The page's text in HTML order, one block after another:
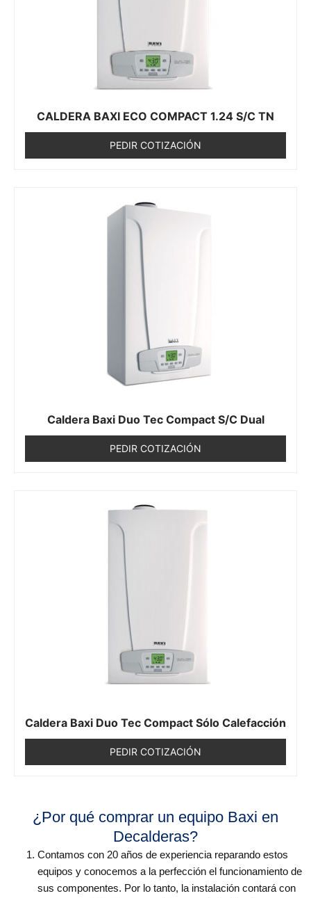
CALDERA BAXI ECO COMPACT 1.24 S/C TN
PEDIR COTIZACIÓN
Caldera Baxi Duo Tec Compact S/C Dual
PEDIR COTIZACIÓN
Caldera Baxi Duo Tec Compact Sólo Calefacción
PEDIR COTIZACIÓN
¿Por qué comprar un equipo Baxi en
Decalderas?
Contamos con 20 años de experiencia reparando estos
equipos y conocemos a la perfección el funcionamiento de
sus componentes. Por lo tanto, la instalación contará con